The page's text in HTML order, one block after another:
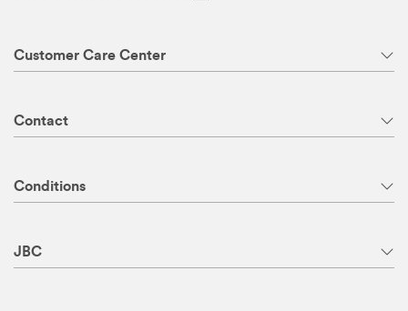
Customer Care Center
Contact
Conditions
JBC